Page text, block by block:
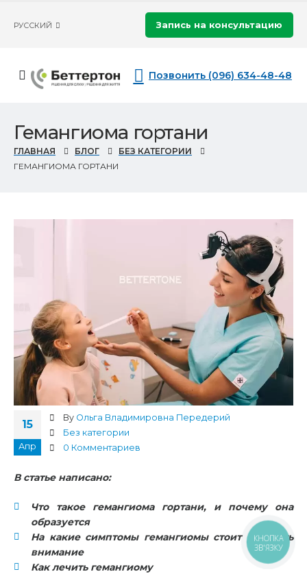
РУССКИЙ Запись на консультацию
Позвонить (096) 634-48-48
Гемангиома гортани
ГЛАВНАЯ БЛОГ
БЕЗ КАТЕГОРИИ
ГЕМАНГИОМА ГОРТАНИ
15
Апр
By Ольга Владимировна Передерий
Без категории
0 Комментариев
В статье написано:
Что такое гемангиома гортани, и почему она
образуется
На какие симптомы гемангиомы стоит обратить
внимание
Как лечить гемангиому
КНОПКА
ЗВ'ЯЗКУ